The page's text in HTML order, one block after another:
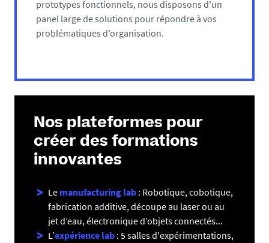
prototypes fonctionnels, nous disposons d'un
panel large de solutions pour répondre à vos
problématiques d’organisation.
Nos plateformes pour
créer des formations
innovantes
Le manufacturing lab : Robotique, cobotique,
fabrication additive, découpe au laser ou au
jet d’eau, électronique d’objets connectés...
L’expérience lab : 5 salles d'expérimentations,